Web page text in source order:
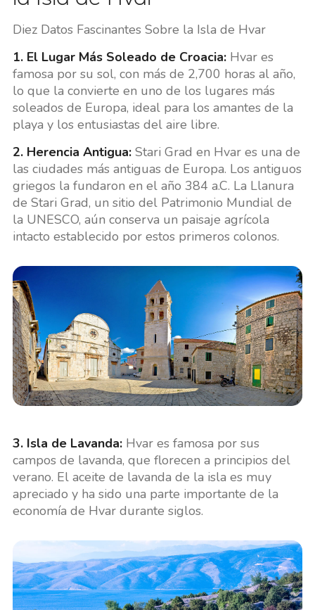
Diez Datos Fascinantes Sobre la Isla de Hvar
1. El Lugar Más Soleado de Croacia:Hvar es
famosa por su sol, con más de 2,700 horas al año,
lo que la convierte en uno de los lugares más
soleados de Europa, ideal para los amantes de la
playa y los entusiastas del aire libre.
2. Herencia Antigua:Stari Grad en Hvar es una de
las ciudades más antiguas de Europa. Los antiguos
griegos la fundaron en el año 384 a.C. La Llanura
de Stari Grad, un sitio del Patrimonio Mundial de
la UNESCO, aún conserva un paisaje agrícola
intacto establecido por estos primeros colonos.
3. Isla de Lavanda:Hvar es famosa por sus
campos de lavanda, que florecen a principios del
verano. El aceite de lavanda de la isla es muy
apreciado y ha sido una parte importante de la
economía de Hvar durante siglos.